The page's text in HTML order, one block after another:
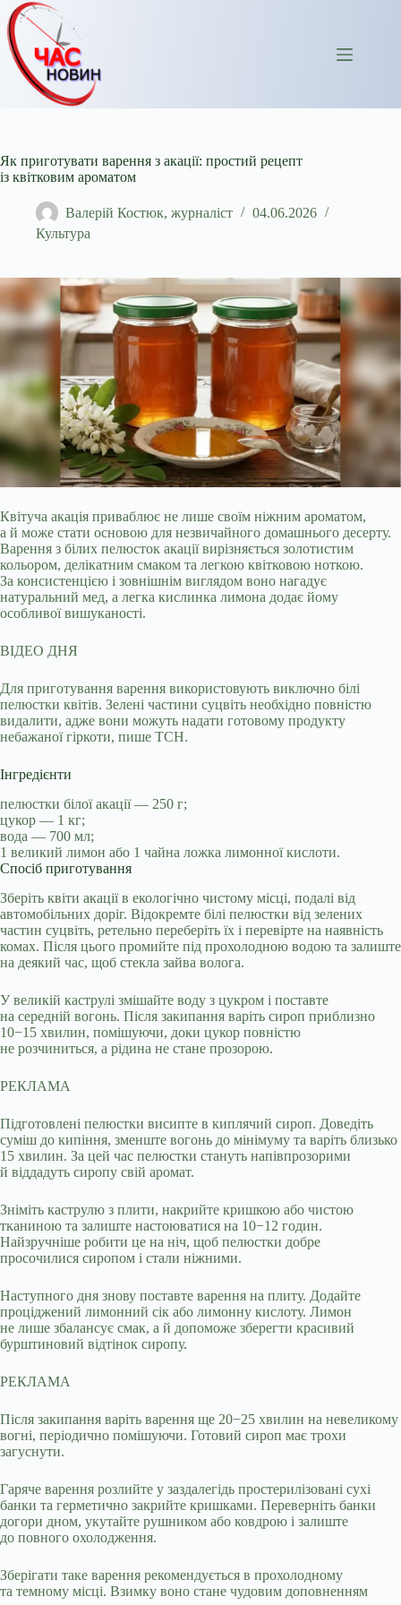
Перейти
до
вмісту
Як приготувати варення з акації: простий рецепт
із квітковим ароматом
Валерій Костюк, журналіст
04.06.2026
Культура
Квітуча акація приваблює не лише своїм ніжним ароматом,
а й може стати основою для незвичайного домашнього десерту.
Варення з білих пелюсток акації вирізняється золотистим
кольором, делікатним смаком та легкою квітковою ноткою.
За консистенцією і зовнішнім виглядом воно нагадує
натуральний мед, а легка кислинка лимона додає йому
особливої вишуканості.
ВІДЕО ДНЯ
Для приготування варення використовують виключно білі
пелюстки квітів. Зелені частини суцвіть необхідно повністю
видалити, адже вони можуть надати готовому продукту
небажаної гіркоти, пише ТСН.
Інгредієнти
пелюстки білої акації — 250 г;
цукор — 1 кг;
вода — 700 мл;
1 великий лимон або 1 чайна ложка лимонної кислоти.
Спосіб приготування
Зберіть квіти акації в екологічно чистому місці, подалі від
автомобільних доріг. Відокремте білі пелюстки від зелених
частин суцвіть, ретельно переберіть їх і перевірте на наявність
комах. Після цього промийте під прохолодною водою та залиште
на деякий час, щоб стекла зайва волога.
У великій каструлі змішайте воду з цукром і поставте
на середній вогонь. Після закипання варіть сироп приблизно
10−15 хвилин, помішуючи, доки цукор повністю
не розчиниться, а рідина не стане прозорою.
РЕКЛАМА
Підготовлені пелюстки висипте в киплячий сироп. Доведіть
суміш до кипіння, зменште вогонь до мінімуму та варіть близько
15 хвилин. За цей час пелюстки стануть напівпрозорими
й віддадуть сиропу свій аромат.
Зніміть каструлю з плити, накрийте кришкою або чистою
тканиною та залиште настоюватися на 10−12 годин.
Найзручніше робити це на ніч, щоб пелюстки добре
просочилися сиропом і стали ніжними.
Наступного дня знову поставте варення на плиту. Додайте
проціджений лимонний сік або лимонну кислоту. Лимон
не лише збалансує смак, а й допоможе зберегти красивий
бурштиновий відтінок сиропу.
РЕКЛАМА
Після закипання варіть варення ще 20−25 хвилин на невеликому
вогні, періодично помішуючи. Готовий сироп має трохи
загуснути.
Гаряче варення розлийте у заздалегідь простерилізовані сухі
банки та герметично закрийте кришками. Переверніть банки
догори дном, укутайте рушником або ковдрою і залиште
до повного охолодження.
Зберігати таке варення рекомендується в прохолодному
та темному місці. Взимку воно стане чудовим доповненням